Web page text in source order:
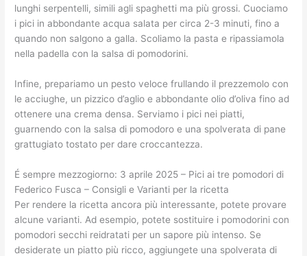
lunghi serpentelli, simili agli spaghetti ma più grossi. Cuociamo
i pici in abbondante acqua salata per circa 2-3 minuti, fino a
quando non salgono a galla. Scoliamo la pasta e ripassiamola
nella padella con la salsa di pomodorini.
Infine, prepariamo un pesto veloce frullando il prezzemolo con
le acciughe, un pizzico d’aglio e abbondante olio d’oliva fino ad
ottenere una crema densa. Serviamo i pici nei piatti,
guarnendo con la salsa di pomodoro e una spolverata di pane
grattugiato tostato per dare croccantezza.
É sempre mezzogiorno: 3 aprile 2025 – Pici ai tre pomodori di
Federico Fusca – Consigli e Varianti per la ricetta
Per rendere la ricetta ancora più interessante, potete provare
alcune varianti. Ad esempio, potete sostituire i pomodorini con
pomodori secchi reidratati per un sapore più intenso. Se
desiderate un piatto più ricco, aggiungete una spolverata di